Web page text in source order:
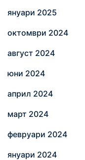
януари 2025
октомври 2024
август 2024
юни 2024
април 2024
март 2024
февруари 2024
януари 2024